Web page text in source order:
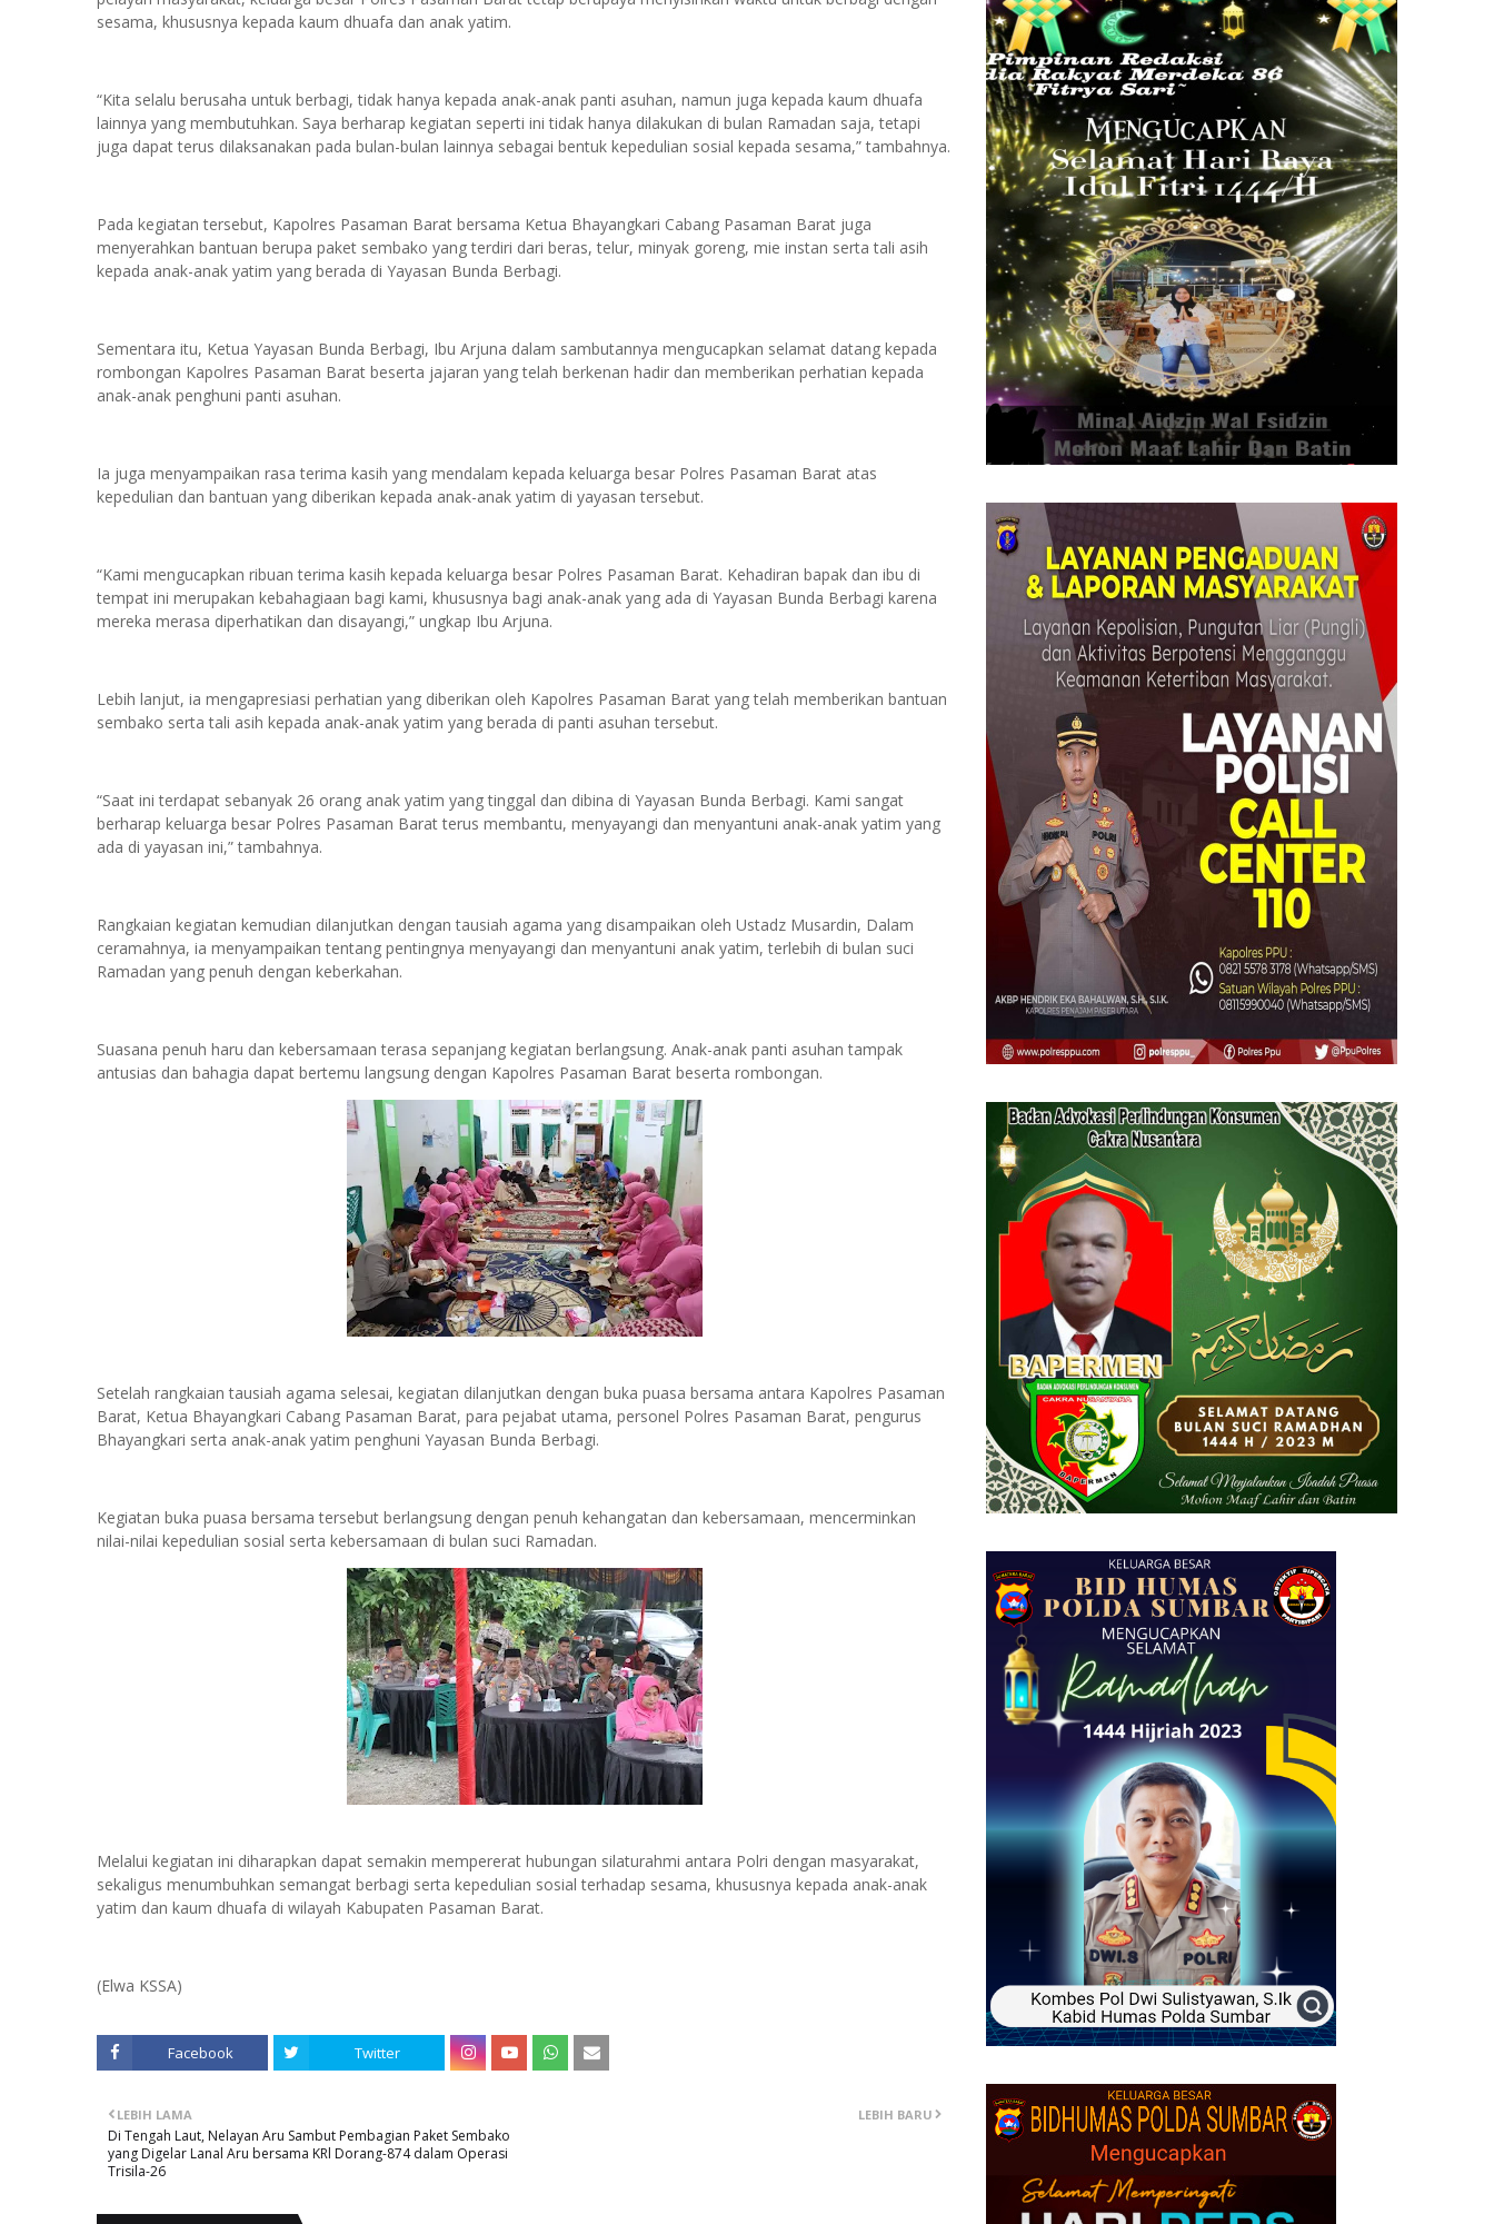
sesama, khususnya kepada kaum dhuafa dan anak yatim.
“Kita selalu berusaha untuk berbagi, tidak hanya kepada anak-anak panti asuhan, namun juga kepada kaum dhuafa
lainnya yang membutuhkan. Saya berharap kegiatan seperti ini tidak hanya dilakukan di bulan Ramadan saja, tetapi
juga dapat terus dilaksanakan pada bulan-bulan lainnya sebagai bentuk kepedulian sosial kepada sesama,” tambahnya.
Pada kegiatan tersebut, Kapolres Pasaman Barat bersama Ketua Bhayangkari Cabang Pasaman Barat juga
menyerahkan bantuan berupa paket sembako yang terdiri dari beras, telur, minyak goreng, mie instan serta tali asih
kepada anak-anak yatim yang berada di Yayasan Bunda Berbagi.
Sementara itu, Ketua Yayasan Bunda Berbagi, Ibu Arjuna dalam sambutannya mengucapkan selamat datang kepada
rombongan Kapolres Pasaman Barat beserta jajaran yang telah berkenan hadir dan memberikan perhatian kepada
anak-anak penghuni panti asuhan.
Ia juga menyampaikan rasa terima kasih yang mendalam kepada keluarga besar Polres Pasaman Barat atas
kepedulian dan bantuan yang diberikan kepada anak-anak yatim di yayasan tersebut.
“Kami mengucapkan ribuan terima kasih kepada keluarga besar Polres Pasaman Barat. Kehadiran bapak dan ibu di
tempat ini merupakan kebahagiaan bagi kami, khususnya bagi anak-anak yang ada di Yayasan Bunda Berbagi karena
mereka merasa diperhatikan dan disayangi,” ungkap Ibu Arjuna.
Lebih lanjut, ia mengapresiasi perhatian yang diberikan oleh Kapolres Pasaman Barat yang telah memberikan bantuan
sembako serta tali asih kepada anak-anak yatim yang berada di panti asuhan tersebut.
“Saat ini terdapat sebanyak 26 orang anak yatim yang tinggal dan dibina di Yayasan Bunda Berbagi. Kami sangat
berharap keluarga besar Polres Pasaman Barat terus membantu, menyayangi dan menyantuni anak-anak yatim yang
ada di yayasan ini,” tambahnya.
Rangkaian kegiatan kemudian dilanjutkan dengan tausiah agama yang disampaikan oleh Ustadz Musardin, Dalam
ceramahnya, ia menyampaikan tentang pentingnya menyayangi dan menyantuni anak yatim, terlebih di bulan suci
Ramadan yang penuh dengan keberkahan.
Suasana penuh haru dan kebersamaan terasa sepanjang kegiatan berlangsung. Anak-anak panti asuhan tampak
antusias dan bahagia dapat bertemu langsung dengan Kapolres Pasaman Barat beserta rombongan.
Setelah rangkaian tausiah agama selesai, kegiatan dilanjutkan dengan buka puasa bersama antara Kapolres Pasaman
Barat, Ketua Bhayangkari Cabang Pasaman Barat, para pejabat utama, personel Polres Pasaman Barat, pengurus
Bhayangkari serta anak-anak yatim penghuni Yayasan Bunda Berbagi.
Kegiatan buka puasa bersama tersebut berlangsung dengan penuh kehangatan dan kebersamaan, mencerminkan
nilai-nilai kepedulian sosial serta kebersamaan di bulan suci Ramadan.
Melalui kegiatan ini diharapkan dapat semakin mempererat hubungan silaturahmi antara Polri dengan masyarakat,
sekaligus menumbuhkan semangat berbagi serta kepedulian sosial terhadap sesama, khususnya kepada anak-anak
yatim dan kaum dhuafa di wilayah Kabupaten Pasaman Barat.
(Elwa KSSA)
Facebook Twitter
LEBIH BARU
LEBIH LAMA
Di Tengah Laut, Nelayan Aru Sambut Pembagian Paket Sembako
yang Digelar Lanal Aru bersama KRl Dorang-874 dalam Operasi
Trisila-26